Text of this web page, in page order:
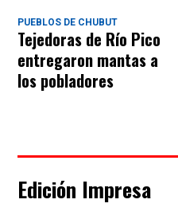
PUEBLOS DE CHUBUT
Tejedoras de Río Pico
entregaron mantas a
los pobladores
Edición Impresa